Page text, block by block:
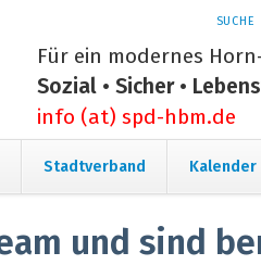
SUCHE
Für ein modernes
Sozial • Sicher •
info (at) spd-hbm.de
Stadtverband Kalender
und sind